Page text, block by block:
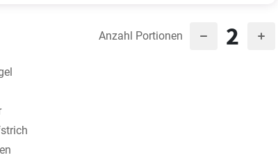
Anzahl Portionen 2